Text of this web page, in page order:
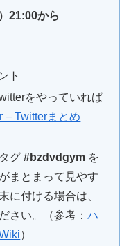
21:00から
ト
をやっていれば
– Twitterまとめ
グ#bzdvdgym を
まとまって見やす
に付ける場合は、
さい。（参考：ハ
）